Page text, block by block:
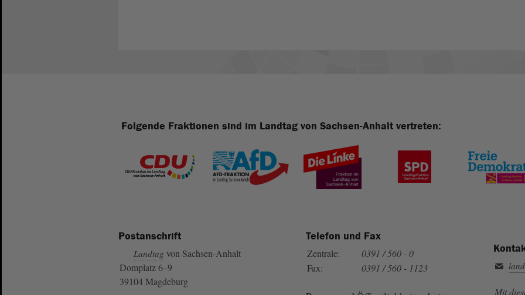
Folgende Fraktionen sind im Landtag von Sachsen-Anhalt vertreten:
Postanschrift
Landtag von Sachsen-Anhalt
Domplatz 6–9
39104 Magdeburg
Telefon und Fax
Zentrale:
0391 / 560 - 0
Fax:
0391 / 560 - 1123
Mit